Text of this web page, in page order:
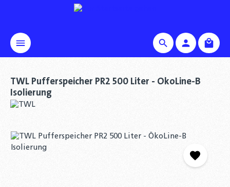
TWL Pufferspeicher PR2 500 Liter - ÖkoLine-B
Isolierung
Bildergalerie überspringen